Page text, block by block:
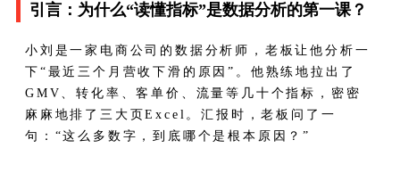
引言：为什么“读懂指标”是数据分析的第一课？
小刘是一家电商公司的数据分析师，老板让他分析一
下“最近三个月营收下滑的原因”。他熟练地拉出了
GMV、转化率、客单价、流量等几十个指标，密密
麻麻地排了三大页Excel。汇报时，老板问了一
句：“这么多数字，到底哪个是根本原因？”